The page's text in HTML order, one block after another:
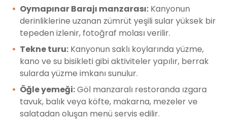
Oymapınar Barajı manzarası: Kanyonun
derinliklerine uzanan zümrüt yeşili sular yüksek bir
tepeden izlenir, fotoğraf molası verilir.
Tekne turu: Kanyonun saklı koylarında yüzme,
kano ve su bisikleti gibi aktiviteler yapılır, berrak
sularda yüzme imkanı sunulur.
Öğle yemeği:Göl manzaralı restoranda ızgara
tavuk, balık veya köfte, makarna, mezeler ve
salatadan oluşan menü servis edilir.